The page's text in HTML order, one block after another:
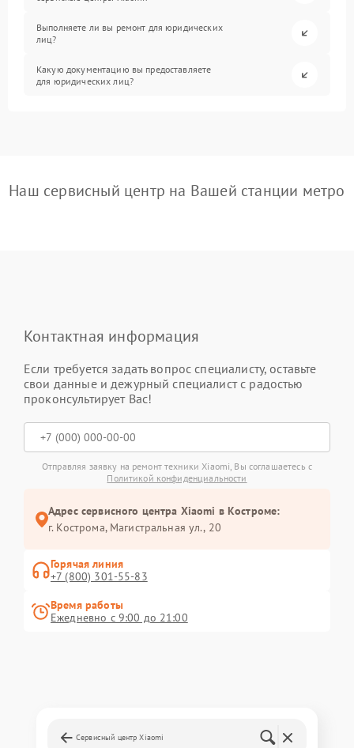
Выполняете ли вы ремонт для юридических
лиц?
Какую документацию вы предоставляете
для юридических лиц?
Наш сервисный центр на Вашей станции метро
Контактная информация
Если требуется задать вопрос специалисту, оставьте
свои данные и дежурный специалист с радостью
проконсультирует Вас!
Отправляя заявку на ремонт техники Xiaomi, Вы соглашаетесь с
Политикой конфиденциальности
Адрес сервисного центра Xiaomi в Костроме:
г. Кострома, Магистральная ул., 20
Горячая линия
+7 (800) 301-55-83
Время работы
Ежедневно с 9:00 до 21:00
Сервисный центр Xiaomi